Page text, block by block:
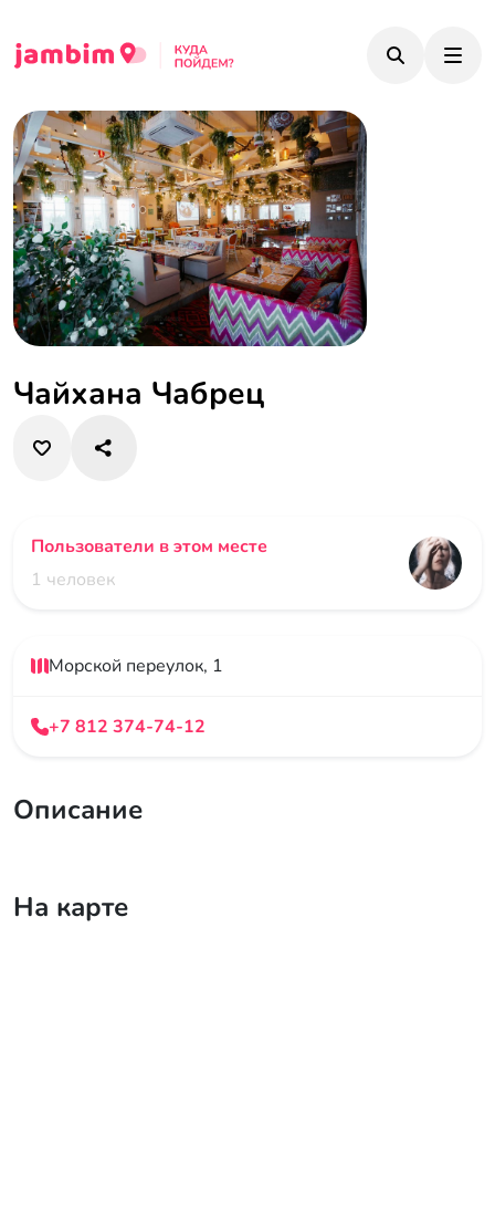
Чайхана Чабрец
Пользователи в этом месте
1 человек
Морской переулок, 1
+7 812 374-74-12
Описание
На карте